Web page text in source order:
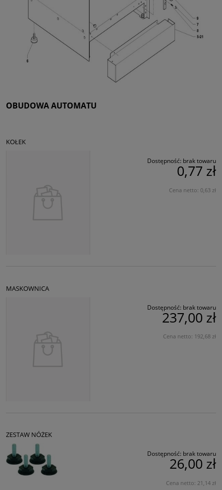
OBUDOWA AUTOMATU
KOŁEK
Dostępność: brak towaru
0,77 zł
Cena netto: 0,63 zł
MASKOWNICA
Dostępność: brak towaru
237,00 zł
Cena netto: 192,68 zł
ZESTAW NÓŻEK
Dostępność: brak towaru
26,00 zł
Cena netto: 21,14 zł